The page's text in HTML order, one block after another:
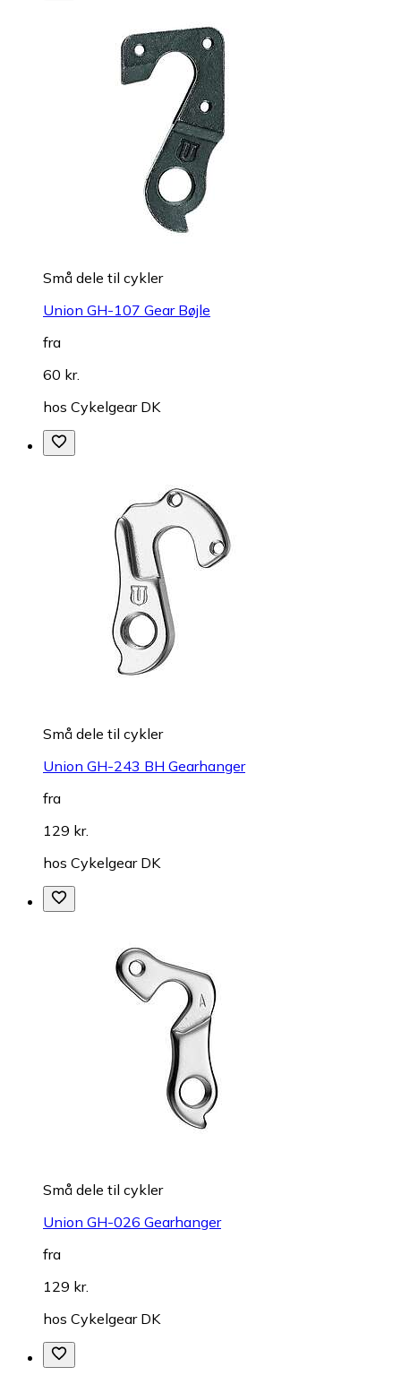
Små dele til cykler
Union GH-107 Gear Bøjle
fra
60 kr.
hos Cykelgear DK
Små dele til cykler
Union GH-243 BH Gearhanger
fra
129 kr.
hos Cykelgear DK
Små dele til cykler
Union GH-026 Gearhanger
fra
129 kr.
hos Cykelgear DK